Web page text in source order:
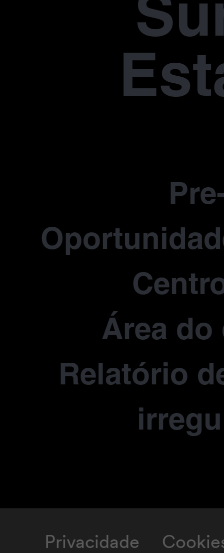
Área
Relatório
Privacidade